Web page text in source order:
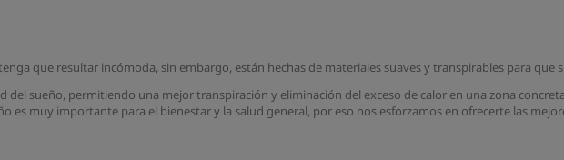
que resultar incómoda, sin embargo, están hechas de materiales suaves y transpirables para que
del sueño, permitiendo una mejor transpiración y eliminación del exceso de calor en una zona
es muy importante para el bienestar y la salud general, por eso nos esforzamos en ofrecerte las